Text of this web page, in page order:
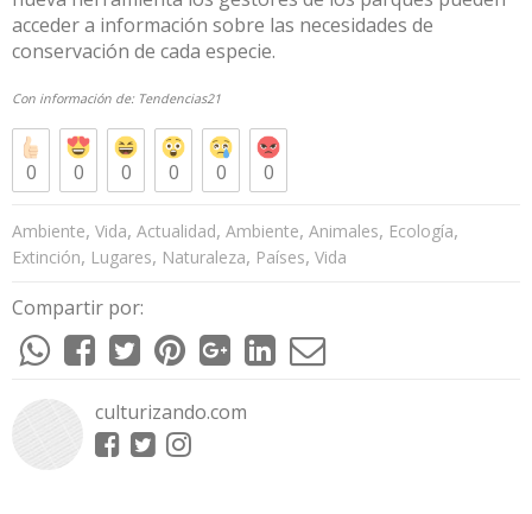
acceder a información sobre las necesidades de
conservación de cada especie.
Con información de: Tendencias21
0 0 0 0 0 0
Ambiente, Vida, Actualidad, Ambiente, Animales, Ecología,
Extinción, Lugares, Naturaleza, Países, Vida
Compartir por:
culturizando.com